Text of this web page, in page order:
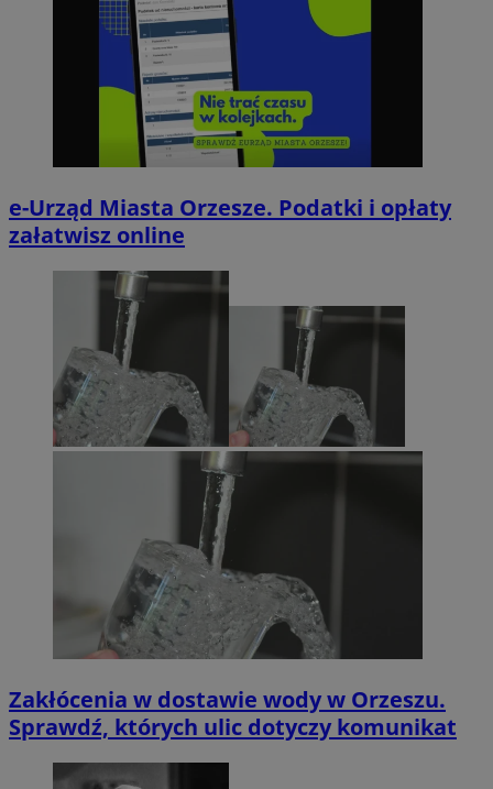
e-Urząd Miasta Orzesze. Podatki i opłaty
załatwisz online
Zakłócenia w dostawie wody w Orzeszu.
Sprawdź, których ulic dotyczy komunikat